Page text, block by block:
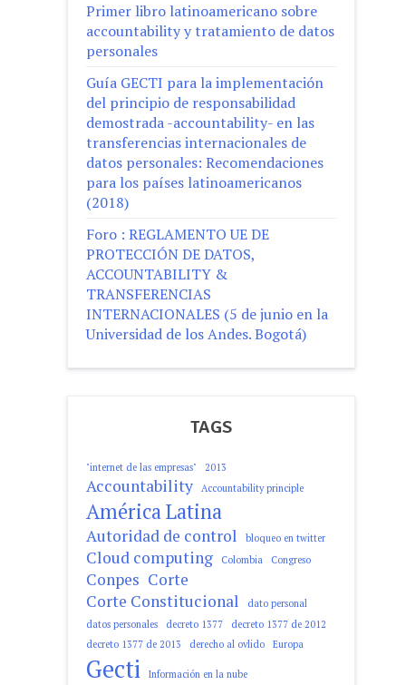
Primer libro latinoamericano sobre
accountability y tratamiento de datos
personales
Guía GECTI para la implementación
del principio de responsabilidad
demostrada -accountability- en las
transferencias internacionales de
datos personales: Recomendaciones
para los países latinoamericanos
(2018)
Foro : REGLAMENTO UE DE
PROTECCIÓN DE DATOS,
ACCOUNTABILITY &
TRANSFERENCIAS
INTERNACIONALES (5 de junio en la
Universidad de los Andes. Bogotá)
TAGS
"internet de las empresas" 2013
Accountability Accountability principle
América Latina
Autoridad de control bloqueo en twitter
Cloud computing Colombia Congreso
Conpes Corte
Corte Constitucional
dato personal
datos personales
decreto 1377
decreto 1377 de 2012
decreto 1377 de 2013
derecho al ovlido Europa
Gecti
Información en la nube